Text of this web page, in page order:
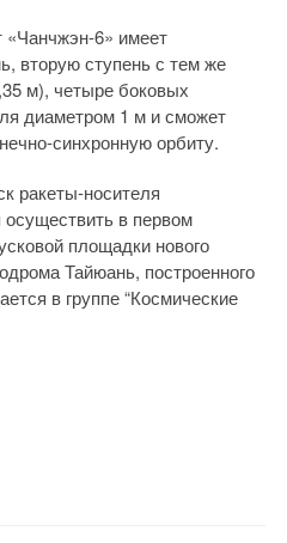
«Чанчжэн-6» имеет
вторую ступень с тем же
м), четыре боковых
диаметром 1 м и сможет
синхронную орбиту.
ракеты-носителя
в первом
площадки нового
Тайюань, построенного
в группе “Космические